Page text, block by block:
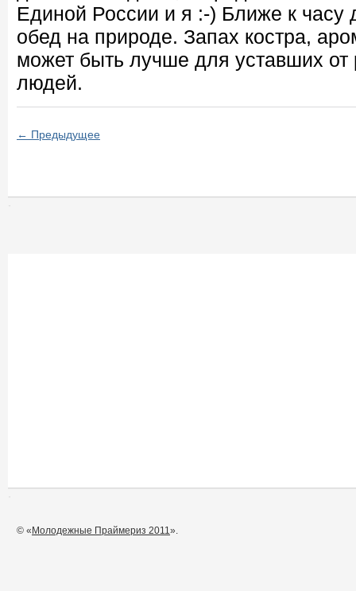
Единой России и я :-) Ближе к часу
обед на природе. Запах костра,
может быть лучше для уставших
людей.
← Предыдущее
© « Молодежные Праймериз 2011».